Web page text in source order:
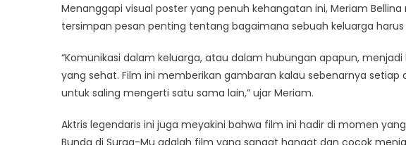
Menanggapi visual poster yang penuh kehangatan ini, Meriam
tersimpan pesan penting tentang bagaimana sebuah keluarga
“Komunikasi dalam keluarga, atau dalam hubungan apapun,
yang sehat. Film ini memberikan gambaran kalau sebenarnya
untuk saling mengerti satu sama lain,” ujar Meriam.
Aktris legendaris ini juga meyakini bahwa film ini hadir di momen
Bunda di Surga-Mu adalah film yang sangat hangat dan cocok